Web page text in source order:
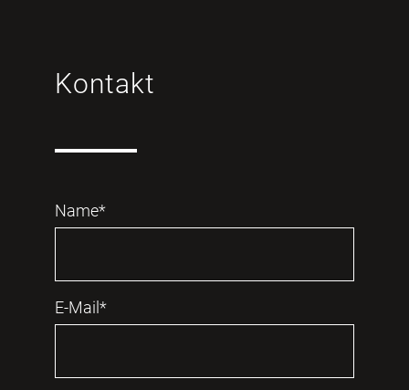
Kontakt
Name*
E-Mail*